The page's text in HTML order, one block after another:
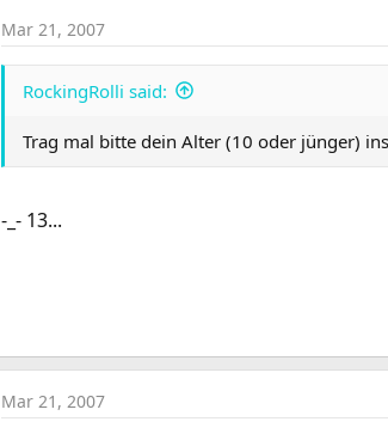
Mar 21, 2007
RockingRolli said:
Trag mal bitte dein Alter (10 oder jünger)
-_- 13...
Mar 21, 2007